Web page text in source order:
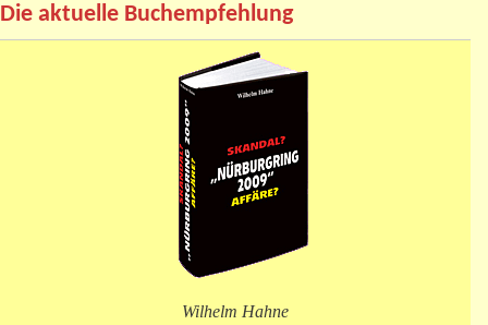
Die aktuelle Buchempfehlung
Wilhelm Hahne